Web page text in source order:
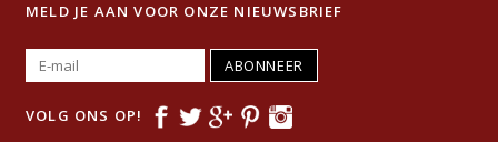
MELD JE AAN VOOR ONZE NIEUWSBRIEF
ABONNEER
VOLG ONS OP!